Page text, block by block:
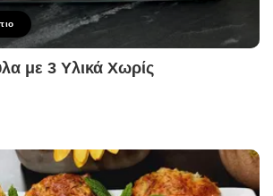
με 3 Υλικά Χωρίς